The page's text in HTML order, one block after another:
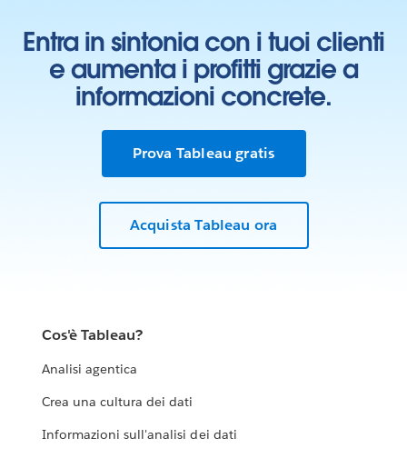
Entra in sintonia con i tuoi clienti
e aumenta i profitti grazie a
informazioni concrete.
Prova Tableau gratis
Acquista Tableau ora
Cos'è Tableau?
Analisi agentica
Crea una cultura dei dati
Informazioni sull'analisi dei dati